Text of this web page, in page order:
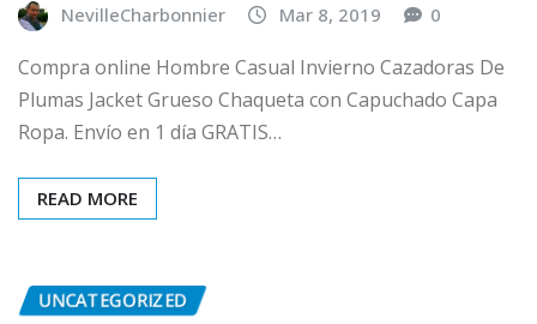
NevilleCharbonnier Mar 8, 2019 0
Compra online Hombre Casual Invierno Cazadoras De
Plumas Jacket Grueso Chaqueta con Capuchado Capa
Ropa. Envío en 1 día GRATIS…
READ MORE
UNCATEGORIZED